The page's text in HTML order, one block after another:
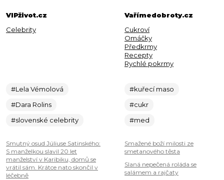
VIPživot.cz
Celebrity
#Lela Vémolová
#Dara Rolins
#slovenské celebrity
Smutný osud Júliuse Satinského:
S manželkou slavil 20 let
manželství v Karibiku, domů se
vrátil sám. Krátce nato skončil v
léčebně
Vařímedobroty.cz
Cukroví
Omáčky
Předkrmy
Recepty
Rychlé pokrmy
#kuřecí maso
#cukr
#med
Smažené boží milosti ze
smetanového těsta
Slaná nepečená roláda se
salámem a rajčaty